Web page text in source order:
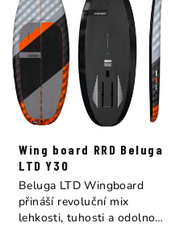
Wing board RRD Beluga
LTD Y30
Beluga LTD Wingboard
přináší revoluční mix
lehkosti, tuhosti a odolnosti